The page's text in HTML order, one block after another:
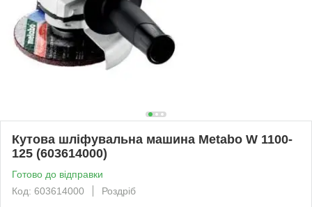
Кутова шліфувальна машина Metabo W 1100-
125 (603614000)
Готово до відправки
Код: 603614000
Роздріб